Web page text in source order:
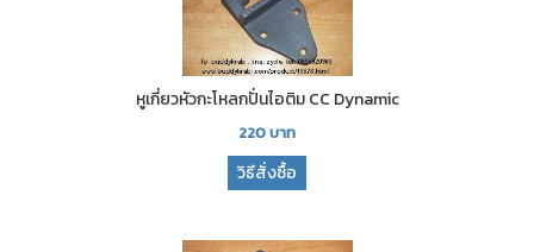
หูเกี่ยวหัวกะโหลกปั่นไอติม CC Dynamic
220บาท
วิธีสั่งซื้อ